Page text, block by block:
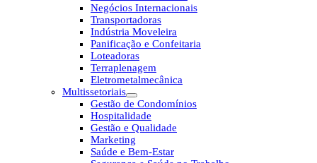
Negócios Internacionais
Transportadoras
Indústria Moveleira
Panificação e Confeitaria
Loteadoras
Terraplenagem
Eletrometalmecânica
Multissetoriais
Gestão de Condomínios
Hospitalidade
Gestão e Qualidade
Marketing
Saúde e Bem-Estar